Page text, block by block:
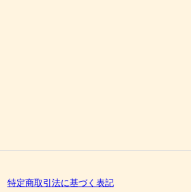
特定商取引法に基づく表記